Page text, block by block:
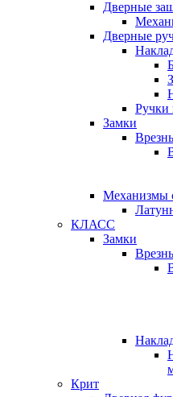
Дверные
Дверные
Ручки
Замки
Механизмы
КЛАСС
Замки
Крит